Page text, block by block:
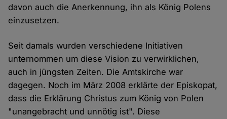
davon auch die Anerkennung, ihn als König Polens
einzusetzen.
Seit damals wurden verschiedene Initiativen
unternommen um diese Vision zu verwirklichen,
auch in jüngsten Zeiten. Die Amtskirche war
dagegen. Noch im März 2008 erklärte der Episkopat,
dass die Erklärung Christus zum König von Polen
"unangebracht und unnötig ist". Diese